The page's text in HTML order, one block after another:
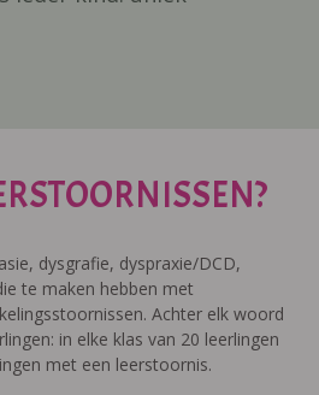
dysgrafie, dyspraxie/DCD,
te maken hebben met
Achter elk woord
in elke klas van 20 leerlingen
met een leerstoornis.